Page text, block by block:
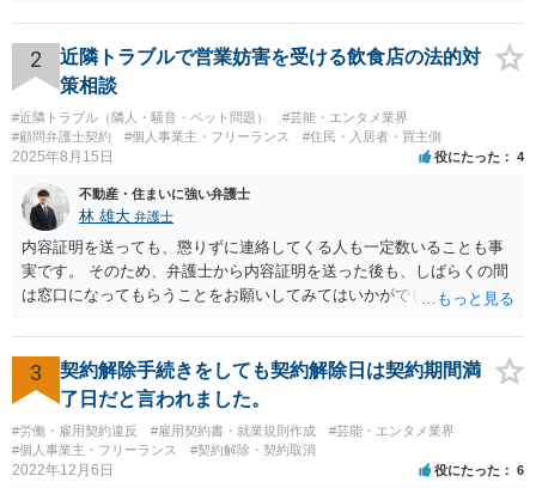
とも不正競争防止法上の問題は生じうると思います。
2
近隣トラブルで営業妨害を受ける飲食店の法的対
策相談
#近隣トラブル（隣人・騒音・ペット問題）
#芸能・エンタメ業界
#顧問弁護士契約
#個人事業主・フリーランス #住民・入居者・買主側
2025年8月15日 役にたった 4
不動産・住まいに強い弁護士
林 雄大 弁護士
内容証明を送っても、懲りずに連絡してくる人も一定数いることも事
実です。 そのため、弁護士から内容証明を送った後も、しばらくの間
は窓口になってもらうことをお願いしてみてはいかがでしょうか。 そ
口（弁護士に）言ってください」とだけお伝えし、それ以外には一切
応じないという姿勢をとることができるため、スタッフの方の負担軽
減を図れると思います。 大変な状況かと思いますが、ご参考になりま
したら幸いです。
3
契約解除手続きをしても契約解除日は契約期間満
了日だと言われました。
#労働・雇用契約違反 #雇用契約書・就業規則作成
#芸能・エンタメ業界
#個人事業主・フリーランス
#契約解除・契約取消
2022年12月6日 役にたった 6